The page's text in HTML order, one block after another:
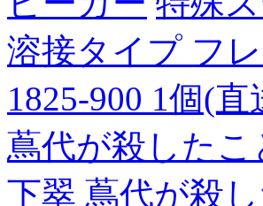
溶接タイプ フ
1825-900 1個(直
蔦代が殺した
下翠 蔦代が殺